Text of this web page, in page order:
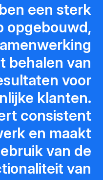
een sterk
opgebouwd,
behalen van
voor
klanten.
consistent
en maakt
van de
van